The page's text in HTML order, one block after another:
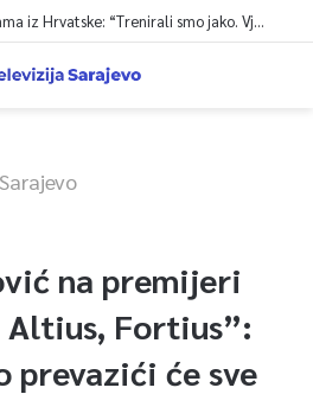
Kapo i Barlov o medaljama iz Hrvatske: “Trenirali smo jako. Vjerovali smo”
Sarajevo
na premijeri
Fortius”:
prevazići će sve